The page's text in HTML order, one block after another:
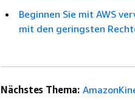
Beginnen Sie mit AWS
mit den geringsten
Nächstes Thema: